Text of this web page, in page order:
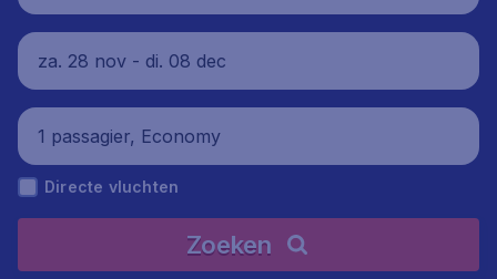
co Sá Carneiro), Portugal
za. 28 nov - di. 08 dec
1 passagier, Economy
Directe vluchten
Zoeken